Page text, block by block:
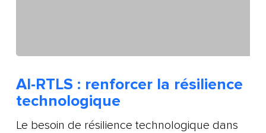
AI-RTLS : renforcer la résilience
technologique
Le besoin de résilience technologique dans